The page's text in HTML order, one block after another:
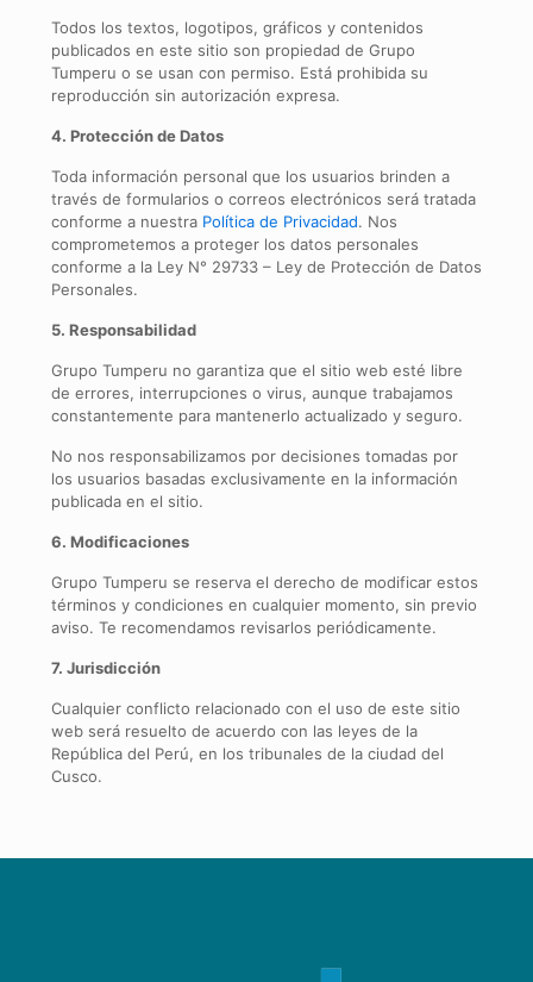
Todos los textos, logotipos, gráficos y contenidos
publicados en este sitio son propiedad de Grupo
Tumperu o se usan con permiso. Está prohibida su
reproducción sin autorización expresa.
4. Protección de Datos
Toda información personal que los usuarios brinden a
través de formularios o correos electrónicos será tratada
conforme a nuestra Política de Privacidad. Nos
comprometemos a proteger los datos personales
conforme a la Ley N° 29733 – Ley de Protección de Datos
Personales.
5. Responsabilidad
Grupo Tumperu no garantiza que el sitio web esté libre
de errores, interrupciones o virus, aunque trabajamos
constantemente para mantenerlo actualizado y seguro.
No nos responsabilizamos por decisiones tomadas por
los usuarios basadas exclusivamente en la información
publicada en el sitio.
6. Modificaciones
Grupo Tumperu se reserva el derecho de modificar estos
términos y condiciones en cualquier momento, sin previo
aviso. Te recomendamos revisarlos periódicamente.
7. Jurisdicción
Cualquier conflicto relacionado con el uso de este sitio
web será resuelto de acuerdo con las leyes de la
República del Perú, en los tribunales de la ciudad del
Cusco.